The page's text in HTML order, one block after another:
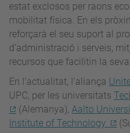
estat exclosos per raons
mobilitat física. En els
reforçarà el seu suport al
d’administració i serveis,
recursos que facilitin la
En l’actualitat, l'aliança
UPC, per les universitats
(Alemanya), Aalto
Institute of Technology